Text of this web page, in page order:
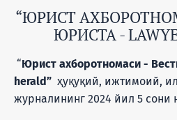
“ЮРИСТ
ЮРИСТА -
“Юрист ахборотномаси -
herald” ҳуқуқий, ижтимоий,
журналининг 2024 йил 5 сони